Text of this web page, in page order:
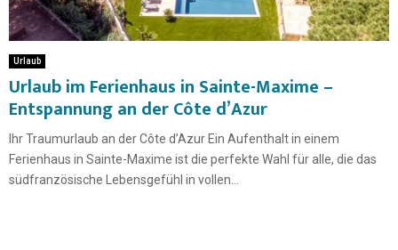
Urlaub
Urlaub im Ferienhaus in Sainte-Maxime –
Entspannung an der Côte d’Azur
Ihr Traumurlaub an der Côte d’Azur Ein Aufenthalt in einem
Ferienhaus in Sainte-Maxime ist die perfekte Wahl für alle, die das
südfranzösische Lebensgefühl in vollen...